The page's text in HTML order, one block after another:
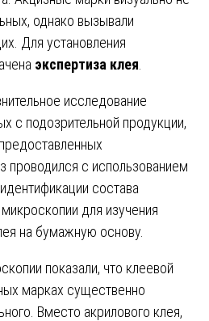
однако вызывали
Для установления
экспертиза клея
исследование
с подозрительной продукции,
проводился с использованием
состава
для изучения
на бумажную основу.
показали, что клеевой
марках существенно
Вместо акрилового клея,